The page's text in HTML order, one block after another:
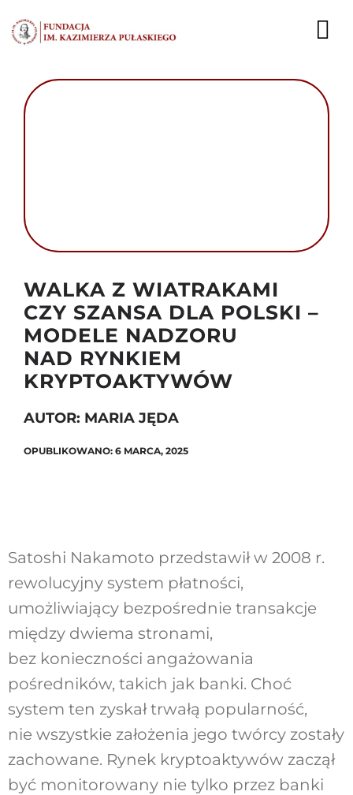
do
zawartości
FUNDACJA
KARIERA
KONTAKT
WALKA Z WIATRAKAMI
CZY SZANSA DLA POLSKI –
MODELE NADZORU
NAD RYNKIEM
KRYPTOAKTYWÓW
AUTOR: MARIA JĘDA
OPUBLIKOWANO: 6 MARCA, 2025
Satoshi Nakamoto przedstawił w 2008 r.
rewolucyjny system płatności,
umożliwiający bezpośrednie transakcje
między dwiema stronami,
bez konieczności angażowania
pośredników, takich jak banki. Choć
system ten zyskał trwałą popularność,
nie wszystkie założenia jego twórcy zostały
zachowane. Rynek kryptoaktywów zaczął
być monitorowany nie tylko przez banki